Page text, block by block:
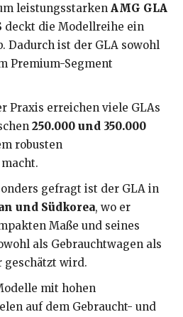
leistungsstarken AMG GLA
deckt die Modellreihe ein
Dadurch ist der GLA sowohl
Premium-Segment
Praxis erreichen viele GLAs
250.000 und 350.000
robusten
gefragt ist der GLA in
und Südkorea, wo er
Maße und seines
als Gebrauchtwagen als
geschätzt wird.
mit hohen
auf dem Gebraucht- und